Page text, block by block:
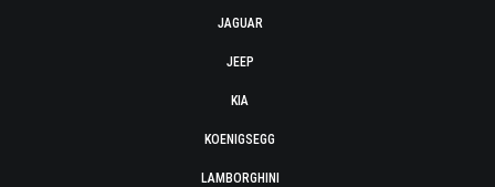
JAGUAR
JEEP
KIA
KOENIGSEGG
LAMBORGHINI